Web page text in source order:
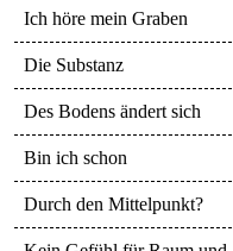
Ich höre mein Graben
Die Substanz
Des Bodens ändert sich
Bin ich schon
Durch den Mittelpunkt?